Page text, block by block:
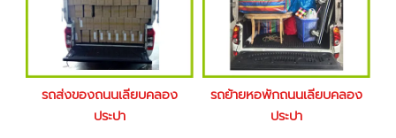
รถส่งของถนนเลียบคลอง
ประปา
รถย้ายหอพักถนนเลียบคลอง
ประปา